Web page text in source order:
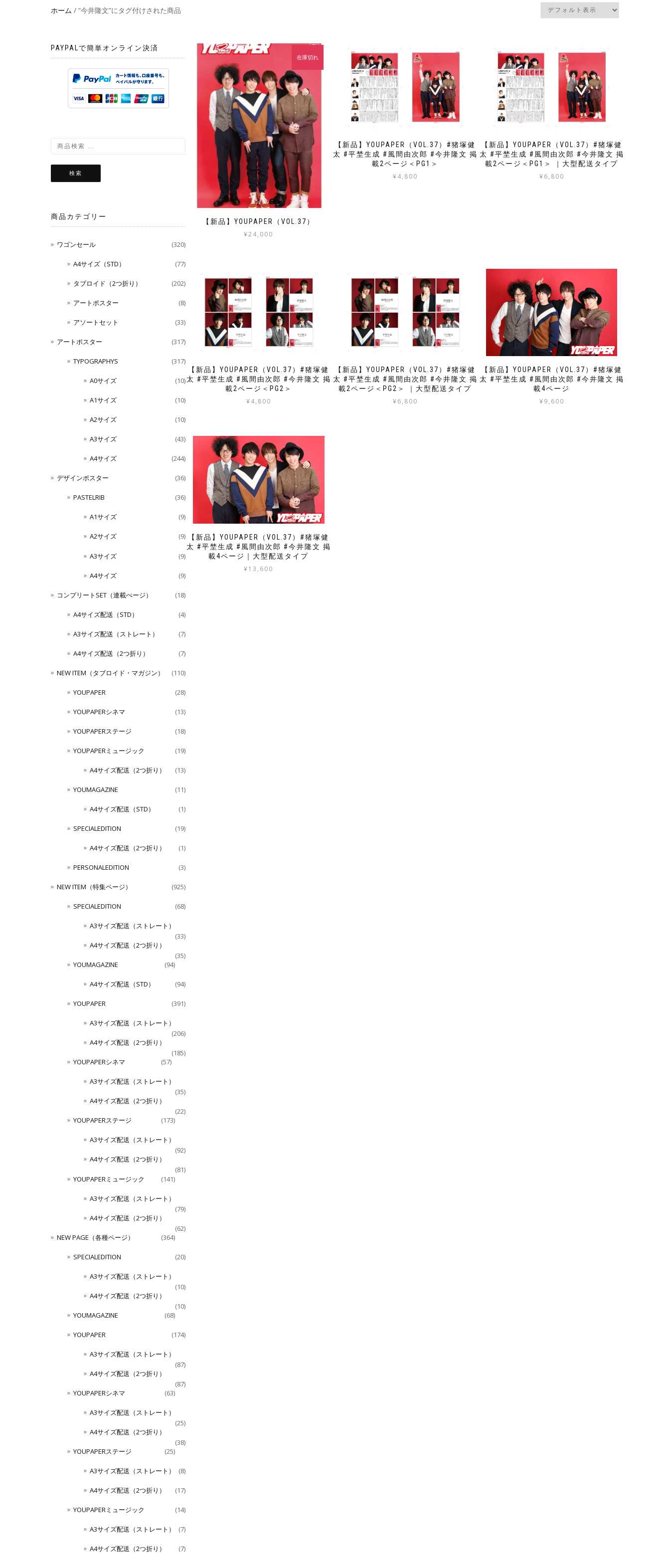
ホーム / “今井隆文”にタグ付けされた商品
【新品】YOUPAPER（VOL.37）
¥24,000
在庫切れ
【新品】YOUPAPER（VOL.37）#猪塚健
太 #平埜生成 #風間由次郎 #今井隆文 掲
載2ページ＜PG1＞
¥4,800
【新品】YOUPAPER（VOL.37）#猪塚健
太 #平埜生成 #風間由次郎 #今井隆文 掲
載2ページ＜PG1＞ ｜大型配送タイプ
¥6,800
【新品】YOUPAPER（VOL.37）#猪塚健
太 #平埜生成 #風間由次郎 #今井隆文 掲
載2ページ＜PG2＞
¥4,800
【新品】YOUPAPER（VOL.37）#猪塚健
太 #平埜生成 #風間由次郎 #今井隆文 掲
載2ページ＜PG2＞ ｜大型配送タイプ
¥6,800
【新品】YOUPAPER（VOL.37）#猪塚健
太 #平埜生成 #風間由次郎 #今井隆文 掲
載4ページ
¥9,600
【新品】YOUPAPER（VOL.37）#猪塚健
太 #平埜生成 #風間由次郎 #今井隆文 掲
載4ページ｜大型配送タイプ
¥13,600
PAYPALで簡単オンライン決済
検索
商品カテゴリー
ワゴンセール (320)
A4サイズ（STD） (77)
タブロイド（2つ折り） (202)
アートポスター (8)
アソートセット (33)
アートポスター (317)
TYPOGRAPHYS (317)
A0サイズ (10)
A1サイズ (10)
A2サイズ (10)
A3サイズ (43)
A4サイズ (244)
デザインポスター (36)
PASTELRIB (36)
A1サイズ (9)
A2サイズ (9)
A3サイズ (9)
A4サイズ (9)
コンプリートSET（連載ぺージ） (18)
A4サイズ配送（STD） (4)
A3サイズ配送（ストレート） (7)
A4サイズ配送（2つ折り） (7)
NEW ITEM（タブロイド・マガジン） (110)
YOUPAPER (28)
YOUPAPERシネマ (13)
YOUPAPERステージ (18)
YOUPAPERミュージック (19)
A4サイズ配送（2つ折り） (13)
YOUMAGAZINE (11)
A4サイズ配送（STD） (1)
SPECIALEDITION (19)
A4サイズ配送（2つ折り） (1)
PERSONALEDITION (3)
NEW ITEM（特集ページ） (925)
SPECIALEDITION (68)
A3サイズ配送（ストレート）
(33)
A4サイズ配送（2つ折り）
(35)
YOUMAGAZINE
(94)
A4サイズ配送（STD） (94)
YOUPAPER (391)
A3サイズ配送（ストレート）
(206)
A4サイズ配送（2つ折り）
(185)
YOUPAPERシネマ
(57)
A3サイズ配送（ストレート）
(35)
A4サイズ配送（2つ折り）
(22)
YOUPAPERステージ
(173)
A3サイズ配送（ストレート）
(92)
A4サイズ配送（2つ折り）
(81)
YOUPAPERミュージック
(141)
A3サイズ配送（ストレート）
(79)
A4サイズ配送（2つ折り）
(62)
NEW PAGE（各種ページ）
(364)
SPECIALEDITION (20)
A3サイズ配送（ストレート）
(10)
A4サイズ配送（2つ折り）
(10)
YOUMAGAZINE
(68)
YOUPAPER (174)
A3サイズ配送（ストレート）
(87)
A4サイズ配送（2つ折り）
(87)
YOUPAPERシネマ
(63)
A3サイズ配送（ストレート）
(25)
A4サイズ配送（2つ折り）
(38)
YOUPAPERステージ
(25)
A3サイズ配送（ストレート） (8)
A4サイズ配送（2つ折り） (17)
YOUPAPERミュージック (14)
A3サイズ配送（ストレート） (7)
A4サイズ配送（2つ折り） (7)